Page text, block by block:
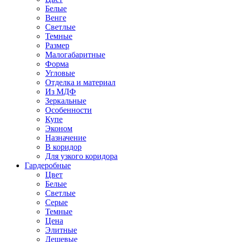
Белые
Венге
Светлые
Темные
Размер
Малогабаритные
Форма
Угловые
Отделка и материал
Из МДФ
Зеркальные
Особенности
Купе
Эконом
Назначение
В коридор
Для узкого коридора
Гардеробные
Цвет
Белые
Светлые
Серые
Темные
Цена
Элитные
Дешевые